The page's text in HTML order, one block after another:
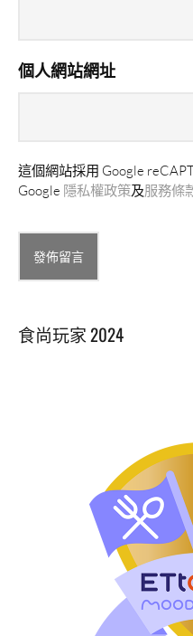
個人網站網址
這個網站採用 Google
Google 隱私權政策及服務條
食尚玩家 2024